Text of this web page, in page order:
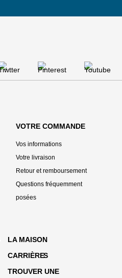
VOTRE COMMANDE
Vos informations
Votre livraison
Retour et remboursement
Questions fréquemment
posées
LA MAISON
CARRIÈRES
TROUVER UNE